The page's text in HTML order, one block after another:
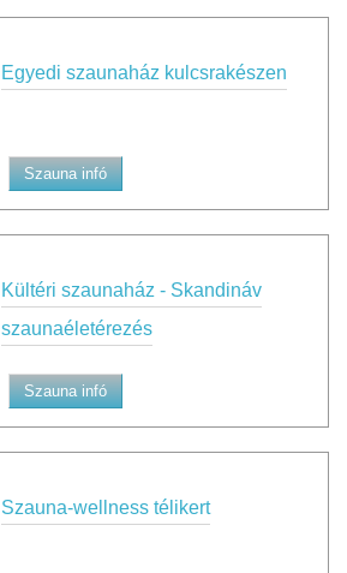
Egyedi szaunaház kulcsrakészen
Szauna infó
Kültéri szaunaház - Skandináv
szaunaéletérezés
Szauna infó
Szauna-wellness télikert